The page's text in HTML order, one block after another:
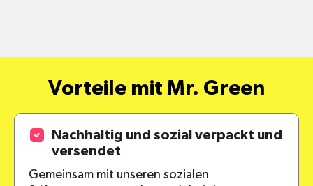
Vorteile mit Mr. Green
Nachhaltig und sozial verpackt und
versendet
Gemeinsam mit unseren sozialen